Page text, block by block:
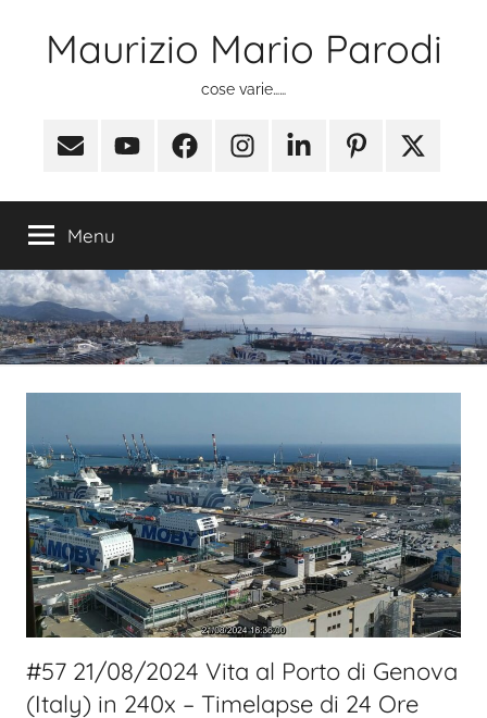
Maurizio Mario Parodi
cose varie……
Email YoutubeFacebookInstagramLinkedinPinterest
X
Twitter)
Menu
#57 21/08/2024 Vita al Porto di Genova
(Italy) in 240x – Timelapse di 24 Ore